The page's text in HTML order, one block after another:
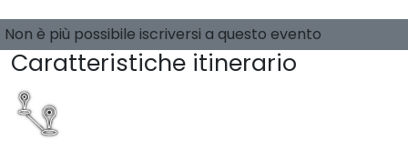
Non è più possibile iscriversi a questo evento
Caratteristiche itinerario